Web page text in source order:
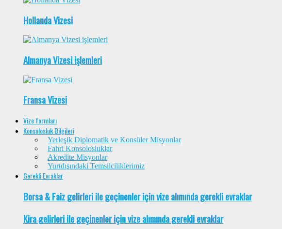
Hollanda Vizesi
Almanya Vizesi işlemleri
Fransa Vizesi
Vize formları
Konsolosluk Bilgileri
Yerleşik Diplomatik ve Konsüler Misyonlar
Fahri Konsolosluklar
Akredite Misyonlar
Yurtdışındaki Temsilciliklerimiz
Gerekli Evraklar
Borsa & Faiz gelirleri ile geçinenler için vize alımında gerekli evraklar
Kira gelirleri ile geçinenler için vize alımında gerekli evraklar